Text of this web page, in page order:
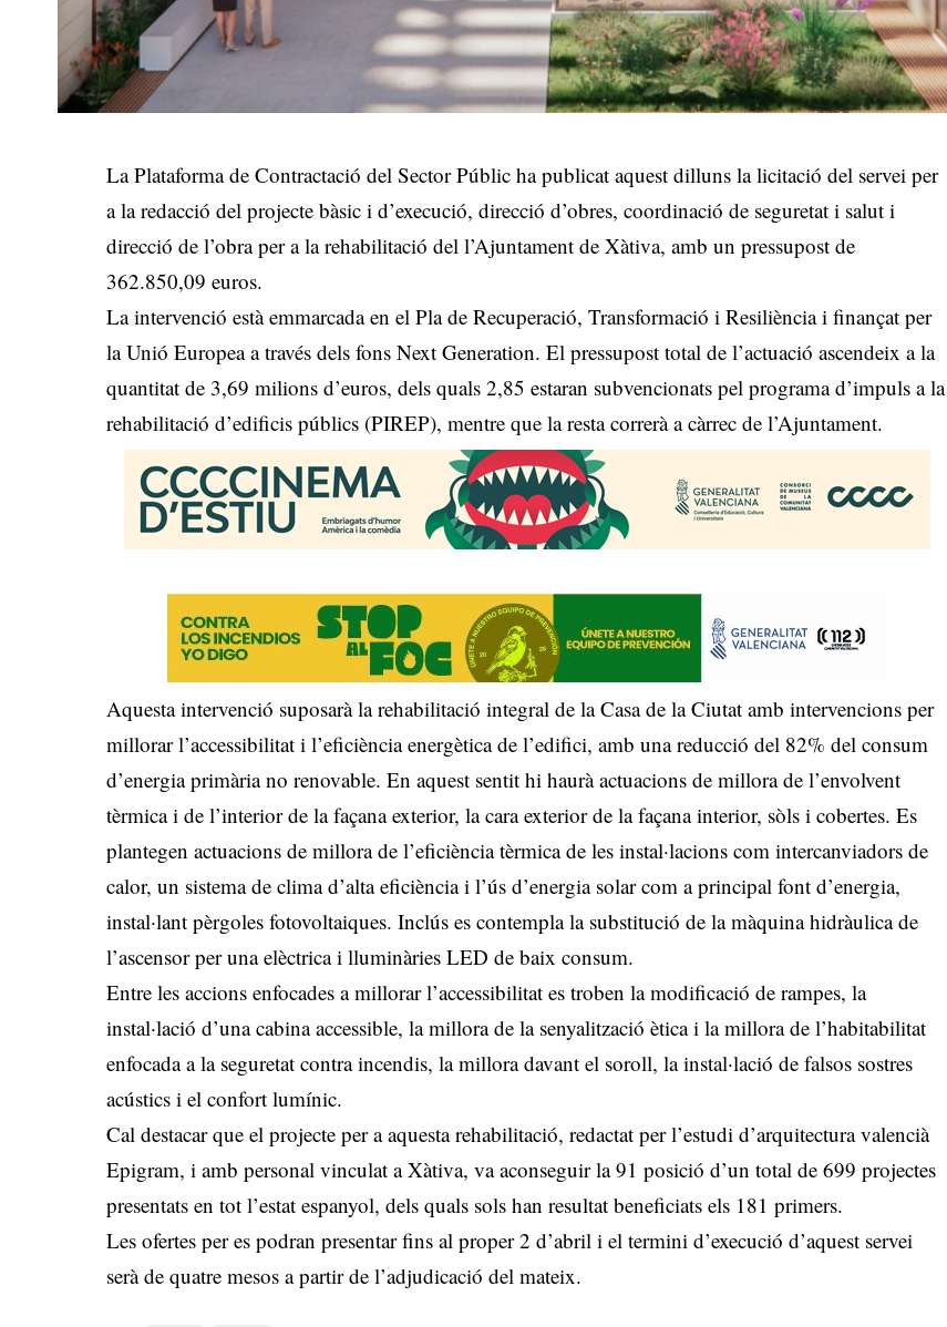
La Plataforma de Contractació del Sector Públic ha publicat aquest dilluns la licitació del servei per
a la redacció del projecte bàsic i d’execució, direcció d’obres, coordinació de seguretat i salut i
direcció de l’obra per a la rehabilitació del l’Ajuntament de Xàtiva, amb un pressupost de
362.850,09 euros.
La intervenció està emmarcada en el Pla de Recuperació, Transformació i Resiliència i finançat per
la Unió Europea a través dels fons Next Generation. El pressupost total de l’actuació ascendeix a la
quantitat de 3,69 milions d’euros, dels quals 2,85 estaran subvencionats pel programa d’impuls a la
rehabilitació d’edificis públics (PIREP), mentre que la resta correrà a càrrec de l’Ajuntament.
Aquesta intervenció suposarà la rehabilitació integral de la Casa de la Ciutat amb intervencions per
millorar l’accessibilitat i l’eficiència energètica de l’edifici, amb una reducció del 82% del consum
d’energia primària no renovable. En aquest sentit hi haurà actuacions de millora de l’envolvent
tèrmica i de l’interior de la façana exterior, la cara exterior de la façana interior, sòls i cobertes. Es
plantegen actuacions de millora de l’eficiència tèrmica de les instal·lacions com intercanviadors de
calor, un sistema de clima d’alta eficiència i l’ús d’energia solar com a principal font d’energia,
instal·lant pèrgoles fotovoltaiques. Inclús es contempla la substitució de la màquina hidràulica de
l’ascensor per una elèctrica i lluminàries LED de baix consum.
Entre les accions enfocades a millorar l’accessibilitat es troben la modificació de rampes, la
instal·lació d’una cabina accessible, la millora de la senyalització ètica i la millora de l’habitabilitat
enfocada a la seguretat contra incendis, la millora davant el soroll, la instal·lació de falsos sostres
acústics i el confort lumínic.
Cal destacar que el projecte per a aquesta rehabilitació, redactat per l’estudi d’arquitectura valencià
Epigram, i amb personal vinculat a Xàtiva, va aconseguir la 91 posició d’un total de 699 projectes
presentats en tot l’estat espanyol, dels quals sols han resultat beneficiats els 181 primers.
Les ofertes per es podran presentar fins al proper 2 d’abril i el termini d’execució d’aquest servei
serà de quatre mesos a partir de l’adjudicació del mateix.